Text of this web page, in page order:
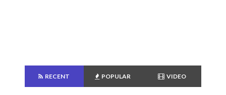
RECENT POPULAR VIDEO